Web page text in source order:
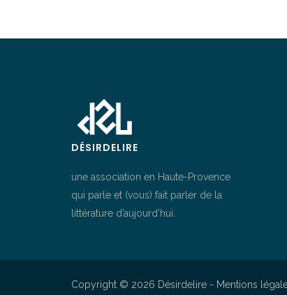
DÉSIRDELIRE
une association en Haute-Provence
qui parle et (vous) fait parler de la
littérature d’aujourd’hui.
Copyright © 2026 Désirdelire - Mentions